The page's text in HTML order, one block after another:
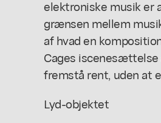
elektroniske musik er
grænsen mellem
af hvad en
Cages iscenesættelse
fremstå rent, uden at
Lyd-objektet